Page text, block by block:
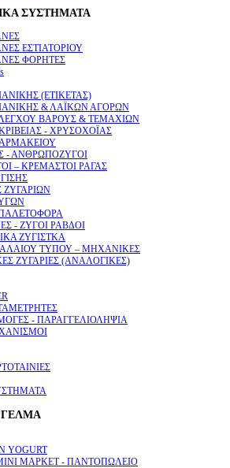
ΣΥΣΤΗΜΑΤΑ
ΕΣΤΙΑΤΟΡΙΟΥ
ΦΟΡΗΤΕΣ
(ΕΤΙΚΕΤΑΣ)
& ΛΑΪΚΩΝ ΑΓΟΡΩΝ
ΒΑΡΟΥΣ & ΤΕΜΑΧΙΩΝ
- ΧΡΥΣΟΧΟΪΑΣ
- ΑΝΘΡΩΠΟΖΥΓΟΙ
– ΚΡΕΜΑΣΤΟΙ ΡΑΓΑΣ
ΖΥΓΑΡΙΩΝ
ΠΑΛΕΤΟΦΟΡΑ
- ΖΥΓΟΙ ΡΑΒΔΟΙ
ΖΥΓΙΣΤΚΑ
ΤΥΠΟΥ – ΜΗΧΑΝΙΚΕΣ
ΖΥΓΑΡΙΕΣ (ΑΝΑΛΟΓΙΚΕΣ)
- ΠΑΡΑΓΓΕΛΙΟΛΗΨΙΑ
YOGURT
ΜΙΝΙ ΜΑΡΚΕΤ - ΠΑΝΤΟΠΩΛΕΙΟ